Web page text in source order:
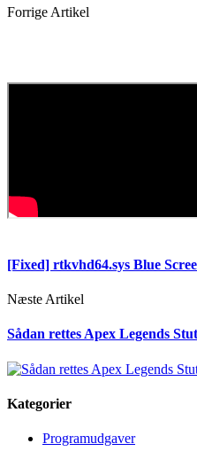
Forrige Artikel
[Fixed] rtkvhd64.sys Blue
Næste Artikel
Sådan rettes Apex Legends
Kategorier
Programudgaver